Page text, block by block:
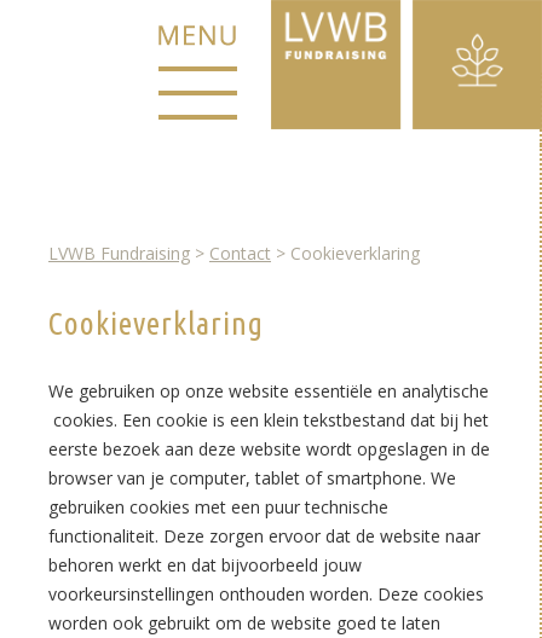
LVWB Fundraising > Contact > Cookieverklaring
Cookieverklaring
We gebruiken op onze website essentiële en analytische
cookies. Een cookie is een klein tekstbestand dat bij het
eerste bezoek aan deze website wordt opgeslagen in de
browser van je computer, tablet of smartphone. We
gebruiken cookies met een puur technische
functionaliteit. Deze zorgen ervoor dat de website naar
behoren werkt en dat bijvoorbeeld jouw
voorkeursinstellingen onthouden worden. Deze cookies
worden ook gebruikt om de website goed te laten